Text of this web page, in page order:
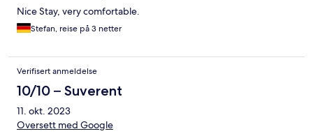
Nice Stay, very comfortable.
Stefan, reise på 3 netter
Verifisert anmeldelse
10/10 – Suverent
11. okt. 2023
Oversett med Google